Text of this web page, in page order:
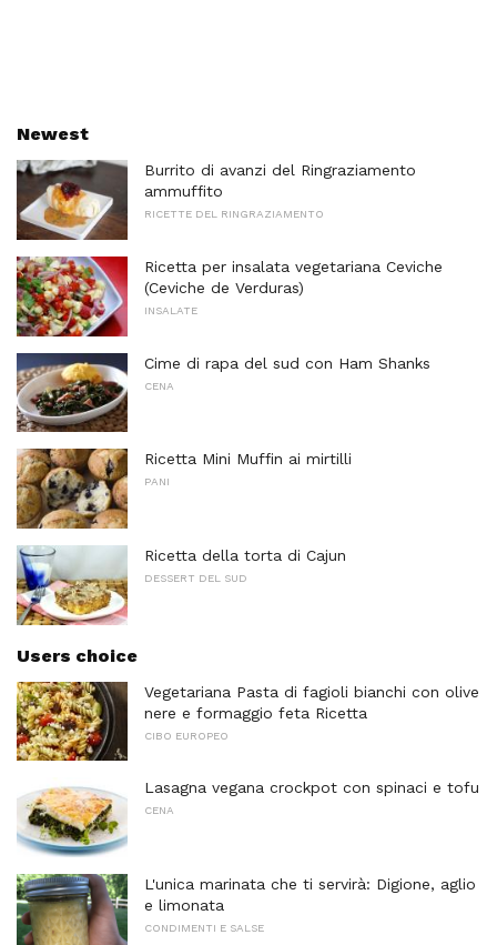
Newest
Burrito di avanzi del Ringraziamento
ammuffito
RICETTE DEL RINGRAZIAMENTO
Ricetta per insalata vegetariana Ceviche
(Ceviche de Verduras)
INSALATE
Cime di rapa del sud con Ham Shanks
CENA
Ricetta Mini Muffin ai mirtilli
PANI
Ricetta della torta di Cajun
DESSERT DEL SUD
Users choice
Vegetariana Pasta di fagioli bianchi con olive
nere e formaggio feta Ricetta
CIBO EUROPEO
Lasagna vegana crockpot con spinaci e tofu
CENA
L'unica marinata che ti servirà: Digione, aglio
e limonata
CONDIMENTI E SALSE